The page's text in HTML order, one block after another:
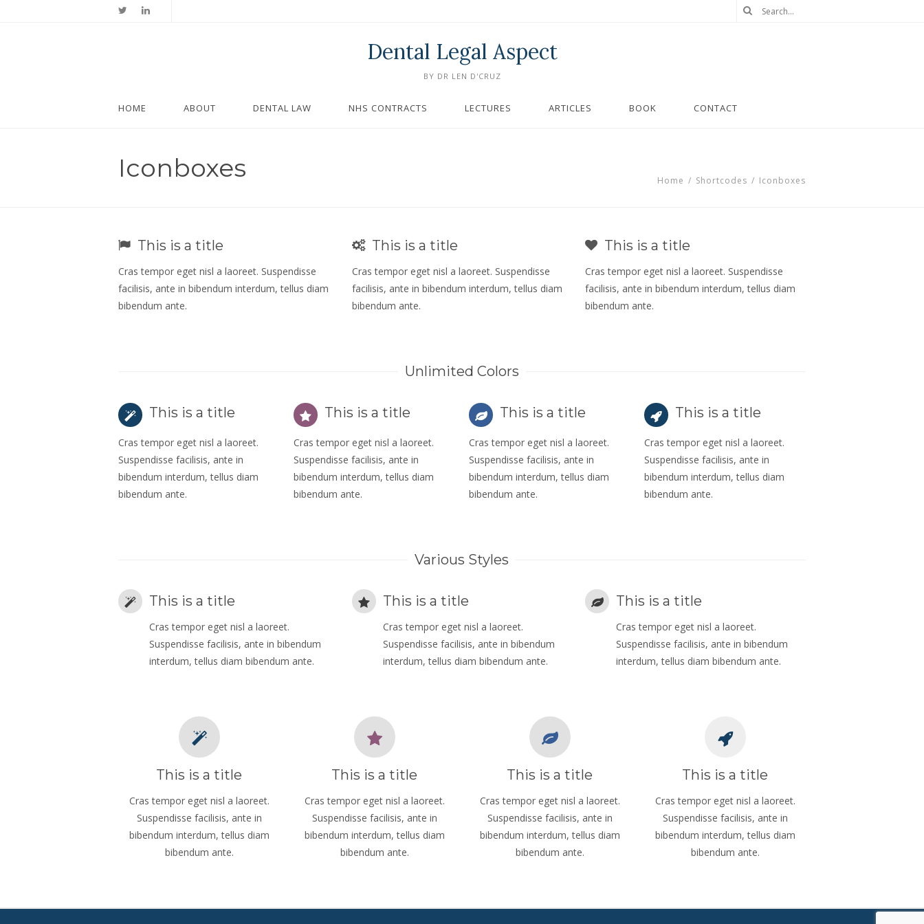
Dental Legal Aspect
BY DR LEN D'CRUZ
HOME ABOUT DENTAL LAW NHS CONTRACTS LECTURES ARTICLES BOOK CONTACT
Iconboxes Home / Shortcodes / Iconboxes
This is a title
Cras tempor eget nisl a laoreet. Suspendisse
facilisis, ante in bibendum interdum, tellus diam
bibendum ante.
This is a title
Cras tempor eget nisl a laoreet. Suspendisse
facilisis, ante in bibendum interdum, tellus diam
bibendum ante.
This is a title
Cras tempor eget nisl a laoreet. Suspendisse
facilisis, ante in bibendum interdum, tellus diam
bibendum ante.
Unlimited Colors
This is a title
Cras tempor eget nisl a laoreet.
Suspendisse facilisis, ante in
bibendum interdum, tellus diam
bibendum ante.
This is a title
Cras tempor eget nisl a laoreet.
Suspendisse facilisis, ante in
bibendum interdum, tellus diam
bibendum ante.
This is a title
Cras tempor eget nisl a laoreet.
Suspendisse facilisis, ante in
bibendum interdum, tellus diam
bibendum ante.
This is a title
Cras tempor eget nisl a laoreet.
Suspendisse facilisis, ante in
bibendum interdum, tellus diam
bibendum ante.
Various Styles
This is a title
Cras tempor eget nisl a laoreet.
Suspendisse facilisis, ante in bibendum
interdum, tellus diam bibendum ante.
This is a title
Cras tempor eget nisl a laoreet.
Suspendisse facilisis, ante in bibendum
interdum, tellus diam bibendum ante.
This is a title
Cras tempor eget nisl a laoreet.
Suspendisse facilisis, ante in bibendum
interdum, tellus diam bibendum ante.
This is a title
Cras tempor eget nisl a laoreet.
Suspendisse facilisis, ante in
bibendum interdum, tellus diam
bibendum ante.
This is a title
Cras tempor eget nisl a laoreet.
Suspendisse facilisis, ante in
bibendum interdum, tellus diam
bibendum ante.
This is a title
Cras tempor eget nisl a laoreet.
Suspendisse facilisis, ante in
bibendum interdum, tellus diam
bibendum ante.
This is a title
Cras tempor eget nisl a laoreet.
Suspendisse facilisis, ante in
bibendum interdum, tellus diam
bibendum ante.